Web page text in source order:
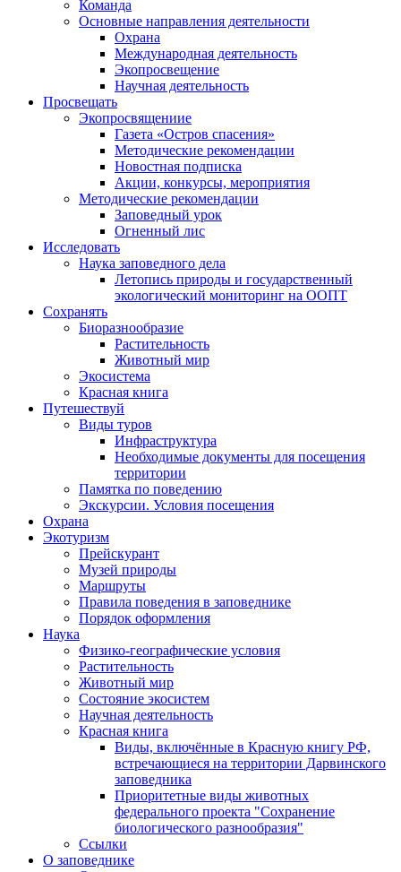
Команда
Основные направления деятельности
Охрана
Международная деятельность
Экопросвещение
Научная деятельность
Просвещать
Экопросвящениие
Газета «Остров спасения»
Методические рекомендации
Новостная подписка
Акции, конкурсы, мероприятия
Методические рекомендации
Заповедный урок
Огненный лис
Исследовать
Наука заповедного дела
Летопись природы и государственный
экологический мониторинг на ООПТ
Сохранять
Биоразнообразие
Растительность
Животный мир
Экосистема
Красная книга
Путешествуй
Виды туров
Инфраструктура
Необходимые документы для посещения
территории
Памятка по поведению
Экскурсии. Условия посещения
Охрана
Экотуризм
Прейскурант
Музей природы
Маршруты
Правила поведения в заповеднике
Порядок оформления
Наука
Физико-географические условия
Растительность
Животный мир
Состояние экосистем
Научная деятельность
Красная книга
Виды, включённые в Красную книгу РФ,
встречающиеся на территории Дарвинского
заповедника
Приоритетные виды животных
федерального проекта "Сохранение
биологического разнообразия"
Ссылки
О заповеднике